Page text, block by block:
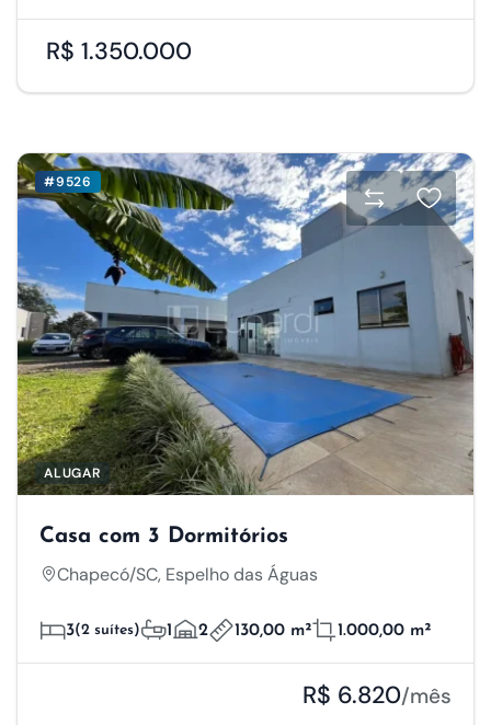
R$ 1.350.000
#9526
ALUGAR
Casa com 3 Dormitórios
Chapecó/SC, Espelho das Águas
3(2 suítes) 1 2 130,00 m² 1.000,00 m²
R$ 6.820/mês